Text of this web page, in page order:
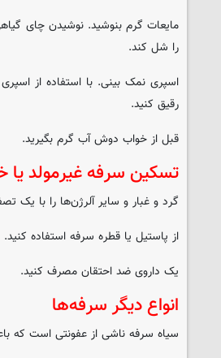
مایعات گرم بنوشید. نوشیدن چای
را شل کند.
اسپری نمک بینی. با استفاده از
رقیق کنید.
قبل از خواب دوش آب گرم بگیرید.
تسکین سرفه غیرمولد
گرد و غبار و سایر آلرژن‌ها را با یک
از پاستیل یا قطره سرفه استفاده کنید.
یک داروی ضد احتقان مصرف کنید.
انواع دیگر سرفه‌ها
سیاه سرفه ناشی از عفونتی است که